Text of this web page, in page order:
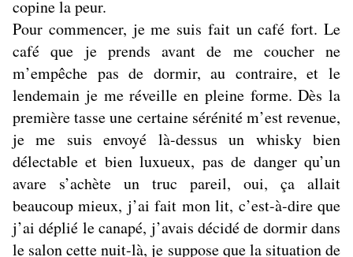
copine la peur.
Pour commencer, je me suis fait un café fort. Le
café que je prends avant de me coucher ne
m’empêche pas de dormir, au contraire, et le
lendemain je me réveille en pleine forme. Dès la
première tasse une certaine sérénité m’est revenue,
je me suis envoyé là-dessus un whisky bien
délectable et bien luxueux, pas de danger qu’un
avare s’achète un truc pareil, oui, ça allait
beaucoup mieux, j’ai fait mon lit, c’est-à-dire que
j’ai déplié le canapé, j’avais décidé de dormir dans
le salon cette nuit-là, je suppose que la situation de